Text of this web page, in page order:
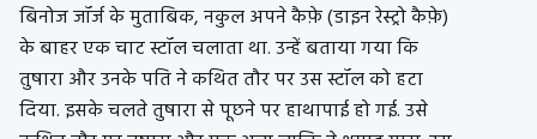
बिनोज जॉर्ज के मुताबिक, नकुल अपने कैफ़े (डाइन रेस्ट्रो कैफ़े)
के बाहर एक चाट स्टॉल चलाता था. उन्हें बताया गया कि
तुषारा और उनके पति ने कथित तौर पर उस स्टॉल को हटा
दिया. इसके चलते तुषारा से पूछने पर हाथापाई हो गई. उसे